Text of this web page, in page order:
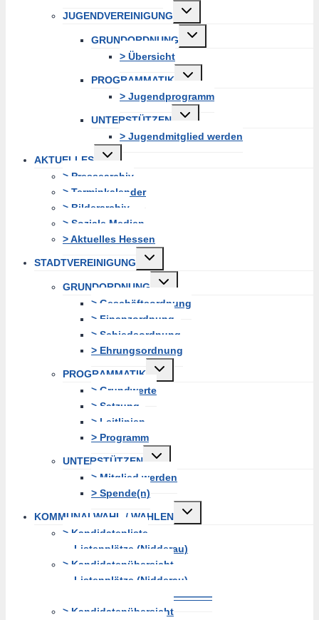
JUGENDVEREINIGUNG
Untermenü
erweitern
GRUNDORDNUNG
Untermenü
erweitern
> Übersicht
PROGRAMMATIK
Untermenü
erweitern
> Jugendprogramm
UNTERSTÜTZEN
Untermenü
erweitern
> Jugendmitglied werden
AKTUELLES
Untermenü
erweitern
> Pressearchiv
> Terminkalender
> Bilderarchiv
> Soziale Medien
> Aktuelles Hessen
STADTVEREINIGUNG
Untermenü
erweitern
GRUNDORDNUNG
Untermenü
erweitern
> Geschäftsordnung
> Finanzordnung
> Schiedsordnung
> Ehrungsordnung
PROGRAMMATIK
Untermenü
erweitern
> Grundwerte
> Satzung
> Leitlinien
> Programm
UNTERSTÜTZEN
Untermenü
erweitern
> Mitglied werden
> Spende(n)
KOMMUNALWAHL / WAHLEN
Untermenü
erweitern
> Kandidatenliste
Listenplätze (Nidderau)
> Kandidatenübersicht
Listenplätze (Nidderau)
———————————————
> Kandidatenübersicht